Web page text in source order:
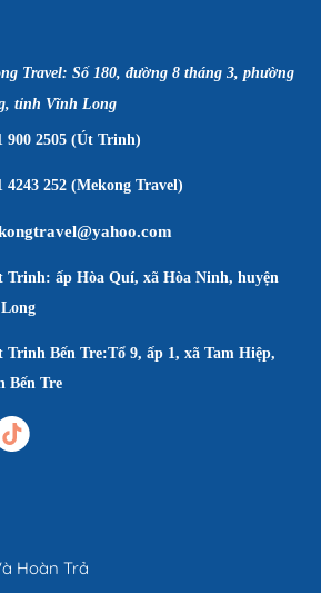
Travel: Số 180, đường 8 tháng 3, phường
tỉnh Vĩnh Long
900 2505 (Út Trinh)
252 (Mekong Travel)
Trinh: ấp Hòa Quí, xã Hòa Ninh, huyện
Trinh Bến Tre:Tổ 9, ấp 1, xã Tam Hiệp,
Bến Tre
Hoàn Trả